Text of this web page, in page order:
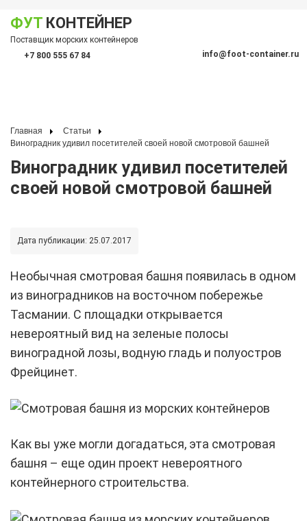
ФУТ КОНТЕЙНЕР
Поставщик морских контейнеров
+7 800 555 67 84
info@foot-container.ru
Главная
Статьи
Виноградник удивил посетителей своей новой смотровой башней
Виноградник удивил посетителей
своей новой смотровой башней
Дата публикации: 25.07.2017
Необычная смотровая башня появилась в одном
из виноградников на восточном побережье
Тасмании. С площадки открывается
невероятный вид на зеленые полосы
виноградной лозы, водную гладь и полуостров
Фрейцинет.
Как вы уже могли догадаться, эта смотровая
башня – еще один проект невероятного
контейнерного строительства.
меню